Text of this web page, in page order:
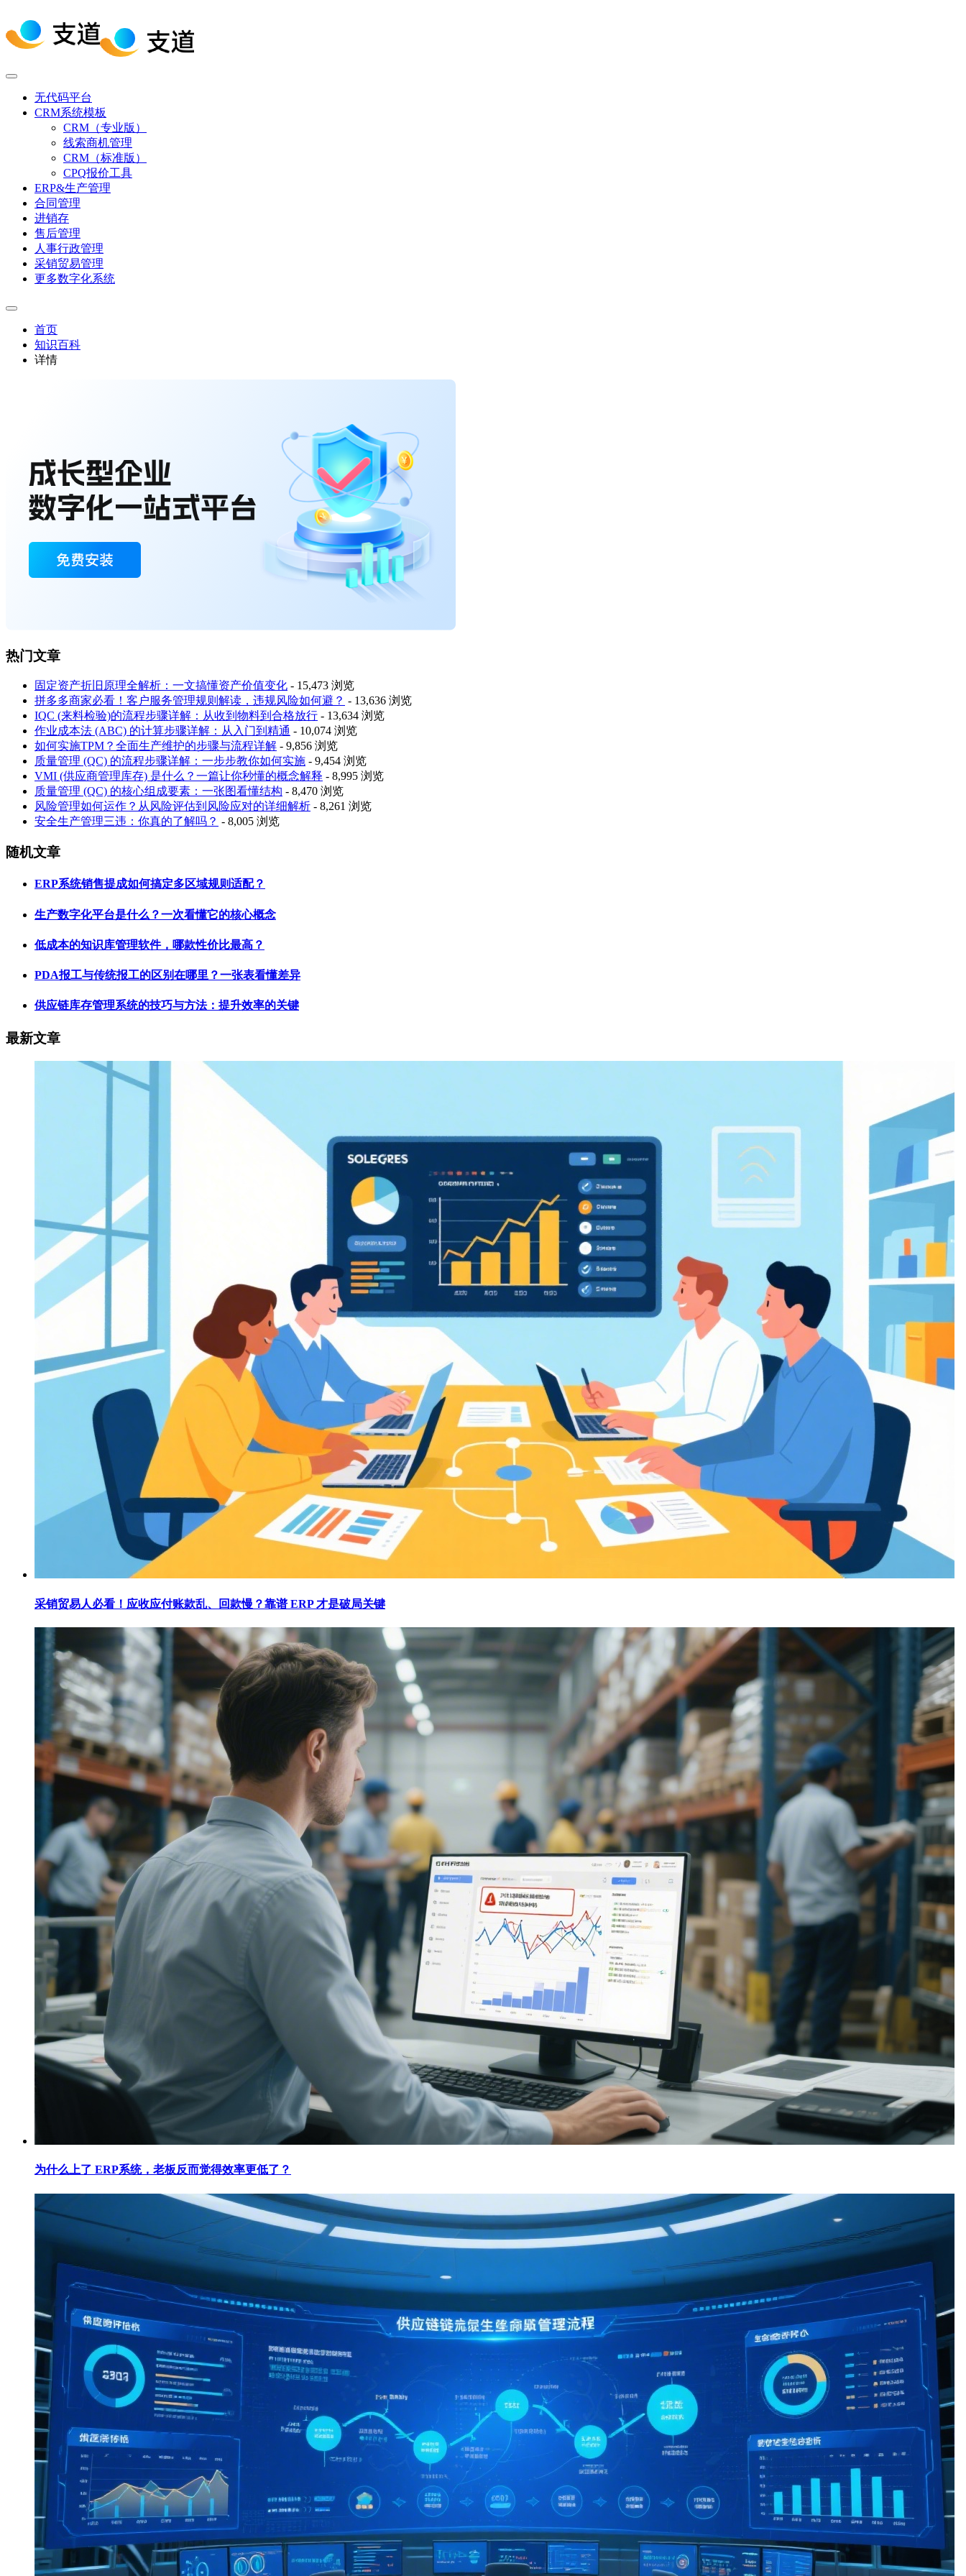
无代码平台
CRM系统模板
CRM（专业版）
线索商机管理
CRM（标准版）
CPQ报价工具
ERP&生产管理
合同管理
进销存
售后管理
人事行政管理
采销贸易管理
更多数字化系统
首页
知识百科
详情
热门文章
固定资产折旧原理全解析：一文搞懂资产价值变化 - 15,473 浏览
拼多多商家必看！客户服务管理规则解读，违规风险如何避？ - 13,636 浏览
IQC (来料检验)的流程步骤详解：从收到物料到合格放行 - 13,634 浏览
作业成本法 (ABC) 的计算步骤详解：从入门到精通 - 10,074 浏览
如何实施TPM？全面生产维护的步骤与流程详解 - 9,856 浏览
质量管理 (QC) 的流程步骤详解：一步步教你如何实施 - 9,454 浏览
VMI (供应商管理库存) 是什么？一篇让你秒懂的概念解释 - 8,995 浏览
质量管理 (QC) 的核心组成要素：一张图看懂结构 - 8,470 浏览
风险管理如何运作？从风险评估到风险应对的详细解析 - 8,261 浏览
安全生产管理三违：你真的了解吗？ - 8,005 浏览
随机文章
ERP系统销售提成如何搞定多区域规则适配？
生产数字化平台是什么？一次看懂它的核心概念
低成本的知识库管理软件，哪款性价比最高？
PDA报工与传统报工的区别在哪里？一张表看懂差异
供应链库存管理系统的技巧与方法：提升效率的关键
最新文章
采销贸易人必看！应收应付账款乱、回款慢？靠谱 ERP 才是破局关键
为什么上了 ERP系统，老板反而觉得效率更低了？